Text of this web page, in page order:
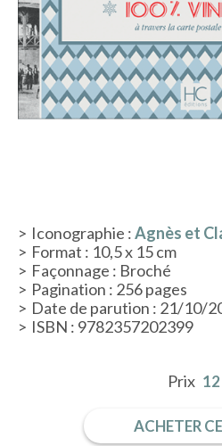
HORS
INSCRIPTION
Iconographie :Agnès et
Format : 10,5 x 15 cm
Façonnage : Broché
Pagination : 256 pages
Date de parution : 21/10/
ISBN : 9782357202399
Prix
ACHETER